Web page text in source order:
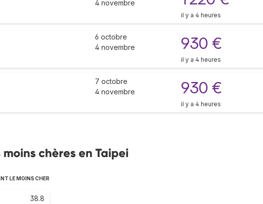
4 novembre
il y a 4 heures
6 octobre
4 novembre
930 €
il y a 4 heures
7 octobre
4 novembre
930 €
il y a 4 heures
chères en Taipei
LE MOINS CHER
38.8